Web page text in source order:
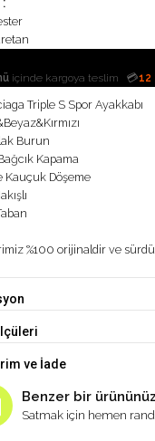
içinde kargoya teslim 💳12
Triple S Spor Ayakkabı
Burun
Kapama
Kauçuk Döşeme
%100 orijinaldir ve
ve İade
Benzer bir
Satmak için hemen